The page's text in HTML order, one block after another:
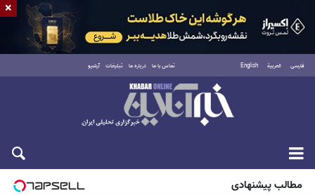
فارسی العربية English تماس با ما درباره ما تبلیغات آرشیو
جمعه ۱۶ مرداد ۱۴۰۵
مطالب پیشنهادی
×